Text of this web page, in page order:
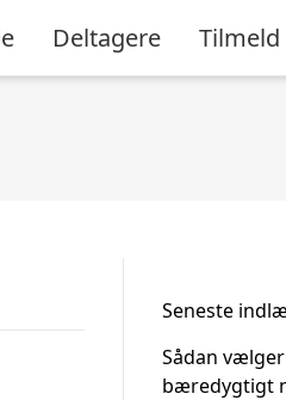
Deltagere Tilmeld
Seneste
Sådan
bæredygtigt